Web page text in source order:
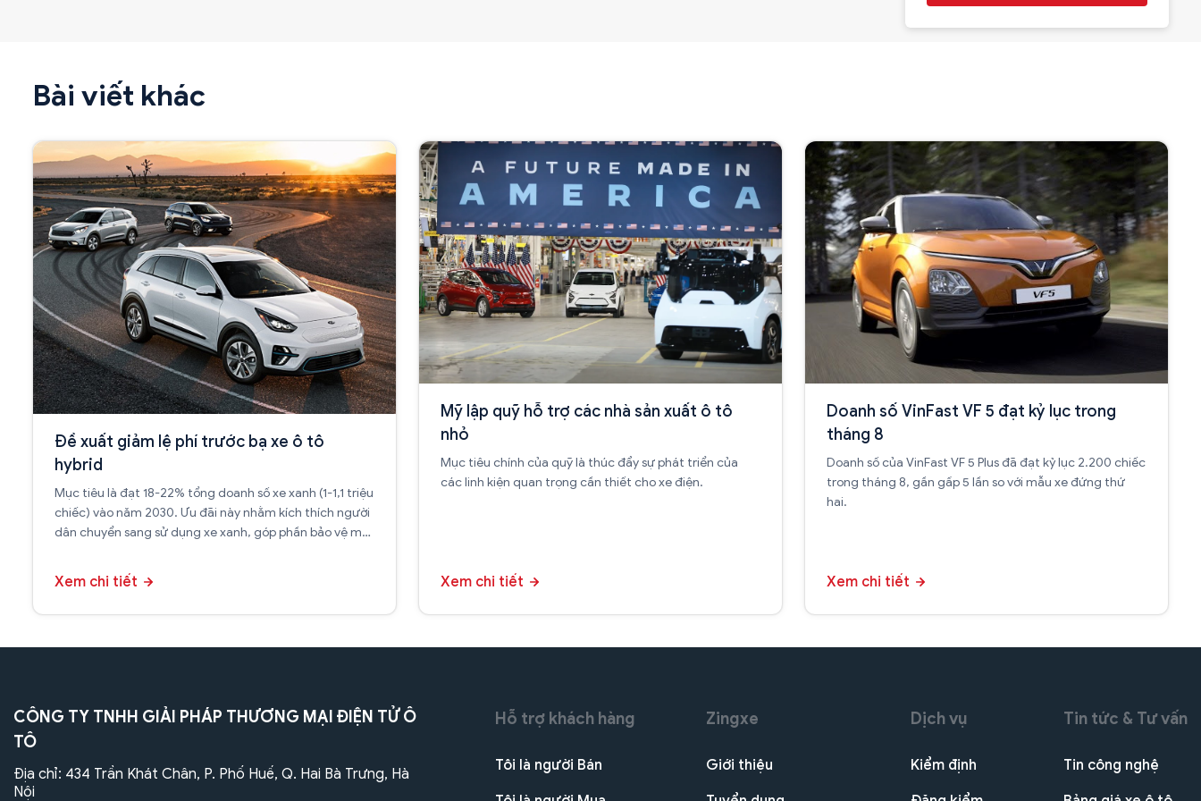
Bài viết khác
Đề xuất giảm lệ phí trước bạ xe ô tô
hybrid
Mục tiêu là đạt 18-22% tổng doanh số xe xanh (1-1,1 triệu
chiếc) vào năm 2030. Ưu đãi này nhằm kích thích người
dân chuyển sang sử dụng xe xanh, góp phần bảo vệ môi
Xem chi tiết
Mỹ lập quỹ hỗ trợ các nhà sản xuất ô tô
nhỏ
Mục tiêu chính của quỹ là thúc đẩy sự phát triển của
các linh kiện quan trọng cần thiết cho xe điện.
Xem chi tiết
Doanh số VinFast VF 5 đạt kỷ lục trong
tháng 8
Doanh số của VinFast VF 5 Plus đã đạt kỷ lục 2.200 chiếc
trong tháng 8, gần gấp 5 lần so với mẫu xe đứng thứ
hai.
Xem chi tiết
CÔNG TY TNHH GIẢI PHÁP THƯƠNG MẠI ĐIỆN TỬ Ô
TÔ
Địa chỉ: 434 Trần Khát Chân, P. Phố Huế, Q. Hai Bà Trưng, Hà
Nội
Hỗ trợ khách hàng
Tôi là người Bán
Zingxe
Giới thiệu
Dịch vụ
Kiểm định
Tin tức & Tư vấn
Tin công nghệ